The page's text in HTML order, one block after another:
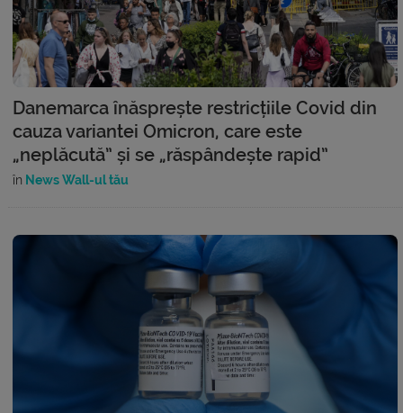
Danemarca înăsprește restricțiile Covid din
cauza variantei Omicron, care este
„neplăcută” și se „răspândește rapid”
în News Wall-ul tău